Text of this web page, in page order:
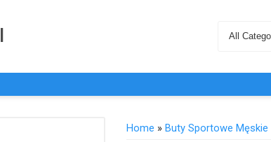
Search
Home » Buty Sportowe Męskie